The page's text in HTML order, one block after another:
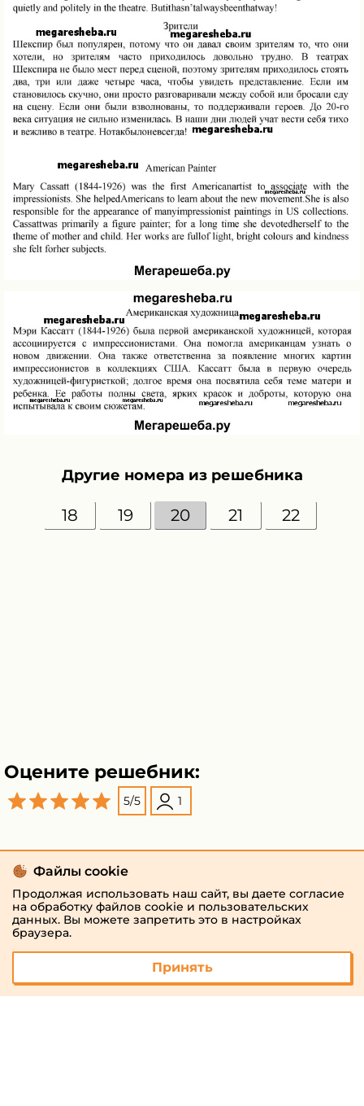
Другие номера из решебника
18 19 20 21 22
Оцените решебник:
5/5 1
Файлы cookie
Продолжая использовать наш сайт, вы даете согласие
на обработку файлов cookie и пользовательских
данных. Вы можете запретить это в настройках
браузера.
Принять